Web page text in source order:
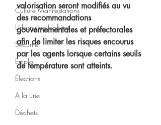
Culture Manifestations
Urbanisme Habitat
Sécurité
Emploi
Élections
A la une
Déchets
valorisation seront modifiés au vu
des recommandations
gouvernementales et préfectorales
afin de limiter les risques encourus
par les agents lorsque certains seuils
de température sont atteints.